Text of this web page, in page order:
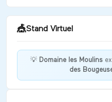
🎪Stand Virtuel
💡 Domaine les Moulins
des